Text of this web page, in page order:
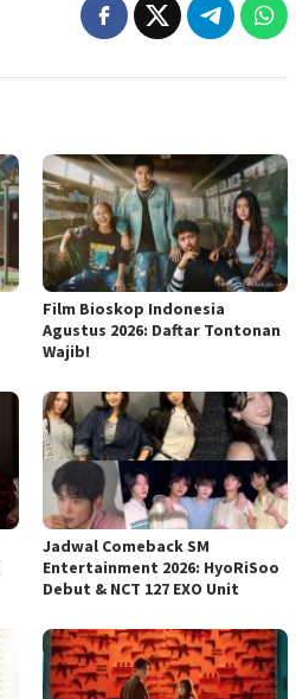
Film Bioskop Indonesia
Agustus 2026: Daftar Tontonan
Wajib!
Jadwal Comeback SM
Entertainment 2026: HyoRiSoo
Debut & NCT 127 EXO Unit